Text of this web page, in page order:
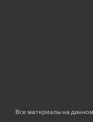
Все материалы на данном